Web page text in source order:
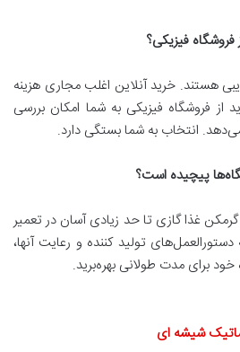
فروشگاه فیزیکی؟
هستند. خرید آنلاین اغلب مجاری هزینه
از فروشگاه فیزیکی به شما امکان بررسی
انتخاب به شما بستگی دارد.
پیچیده است؟
غذا گازی تا حد زیادی آسان در تعمیر
تولید کننده و رعایت آنها،
برای مدت طولانی بهره‌برید.
شیشه ای